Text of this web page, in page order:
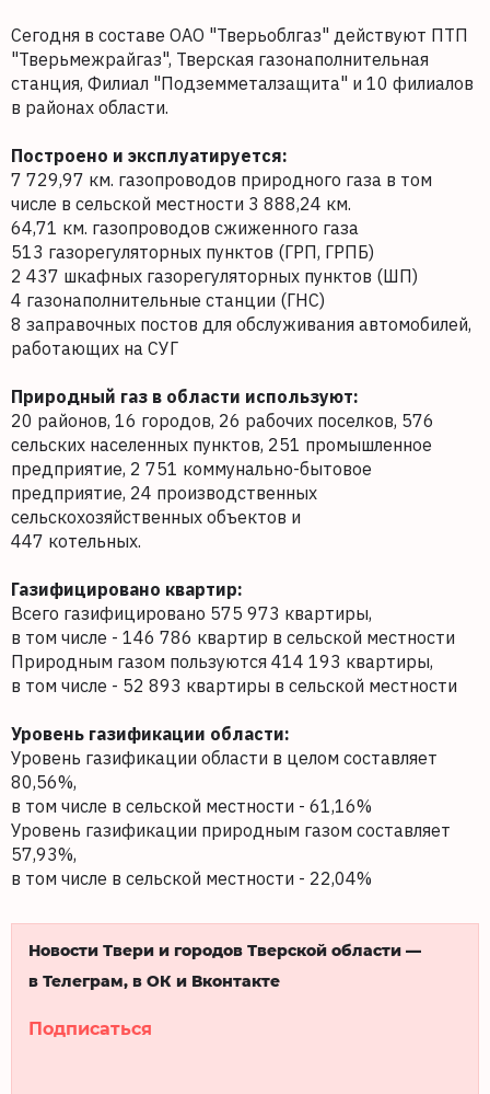
Сегодня в составе ОАО "Тверьоблгаз" действуют ПТП
"Тверьмежрайгаз", Тверская газонаполнительная
станция, Филиал "Подземметалзащита" и 10 филиалов
в районах области.
Построено и эксплуатируется:
7 729,97 км. газопроводов природного газа в том
числе в сельской местности 3 888,24 км.
64,71 км. газопроводов сжиженного газа
513 газорегуляторных пунктов (ГРП, ГРПБ)
2 437 шкафных газорегуляторных пунктов (ШП)
4 газонаполнительные станции (ГНС)
8 заправочных постов для обслуживания автомобилей,
работающих на СУГ
Природный газ в области используют:
20 районов, 16 городов, 26 рабочих поселков, 576
сельских населенных пунктов, 251 промышленное
предприятие, 2 751 коммунально-бытовое
предприятие, 24 производственных
сельскохозяйственных объектов и
447 котельных.
Газифицировано квартир:
Всего газифицировано 575 973 квартиры,
в том числе - 146 786 квартир в сельской местности
Природным газом пользуются 414 193 квартиры,
в том числе - 52 893 квартиры в сельской местности
Уровень газификации области:
Уровень газификации области в целом составляет
80,56%,
в том числе в сельской местности - 61,16%
Уровень газификации природным газом составляет
57,93%,
в том числе в сельской местности - 22,04%
Новости Твери и городов Тверской области —
в Телеграм, в ОК и Вконтакте
Подписаться